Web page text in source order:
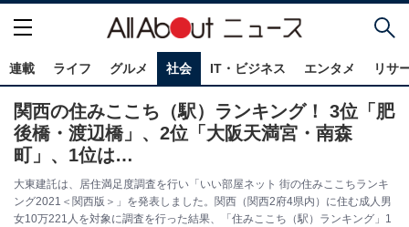
連載 ライフ グルメ 社会 IT・ビジネス エンタメ リサ
関西の住みここち（駅）ランキング！ 3位「肥
後橋・渡辺橋」、2位「大阪天満宮・南森
町」、1位は…
大東建託は、居住満足度調査を行い「いい部屋ネット 街の住みここちランキ
ング2021＜関西版＞」を発表しました。関西（関西2府4県内）に住む成人男
女10万221人を対象に調査を行った結果、「住みここち（駅）ランキング」1